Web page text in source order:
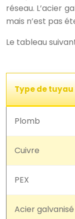
réseau. L’acier
mais n’est pas
Le tableau
Type de tuyau
Plomb
Cuivre
PEX
Acier galvanisé